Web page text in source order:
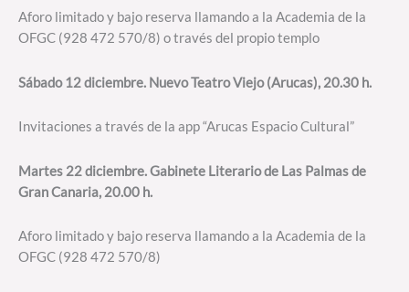
Aforo limitado y bajo reserva llamando a la Academia de la
OFGC (928 472 570/8) o través del propio templo
Sábado 12 diciembre. Nuevo Teatro Viejo (Arucas), 20.30 h.
Invitaciones a través de la app “Arucas Espacio Cultural”
Martes 22 diciembre. Gabinete Literario de Las Palmas de
Gran Canaria, 20.00 h.
Aforo limitado y bajo reserva llamando a la Academia de la
OFGC (928 472 570/8)